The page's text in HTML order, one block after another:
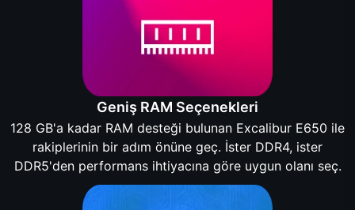
Geniş RAM Seçenekleri
128 GB'a kadar RAM desteği bulunan Excalibur E650 ile
rakiplerinin bir adım önüne geç. İster DDR4, ister
DDR5'den performans ihtiyacına göre uygun olanı seç.